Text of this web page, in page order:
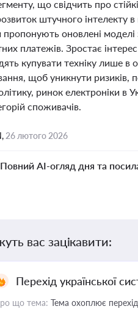
що свідчить про
штучного інтелекту
пропонують оновлені
платежів. Зростає
купувати техніку лише в
щоб уникнути ризиків,
ринок електроніки в
споживачів.
26 лютого 2026
Повний AI-огляд дня та
вас зацікавити:
Перехід української
що тема: Тема охоплює перехід